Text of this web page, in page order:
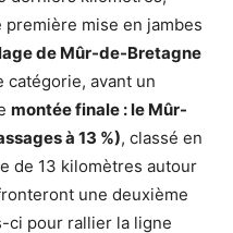
mise en jambes
de Mûr-de-Bretagne
catégorie, avant un
montée finale : le Mûr-
à 13 %), classé en
de 13 kilomètres autour
une deuxième
ci pour rallier la ligne